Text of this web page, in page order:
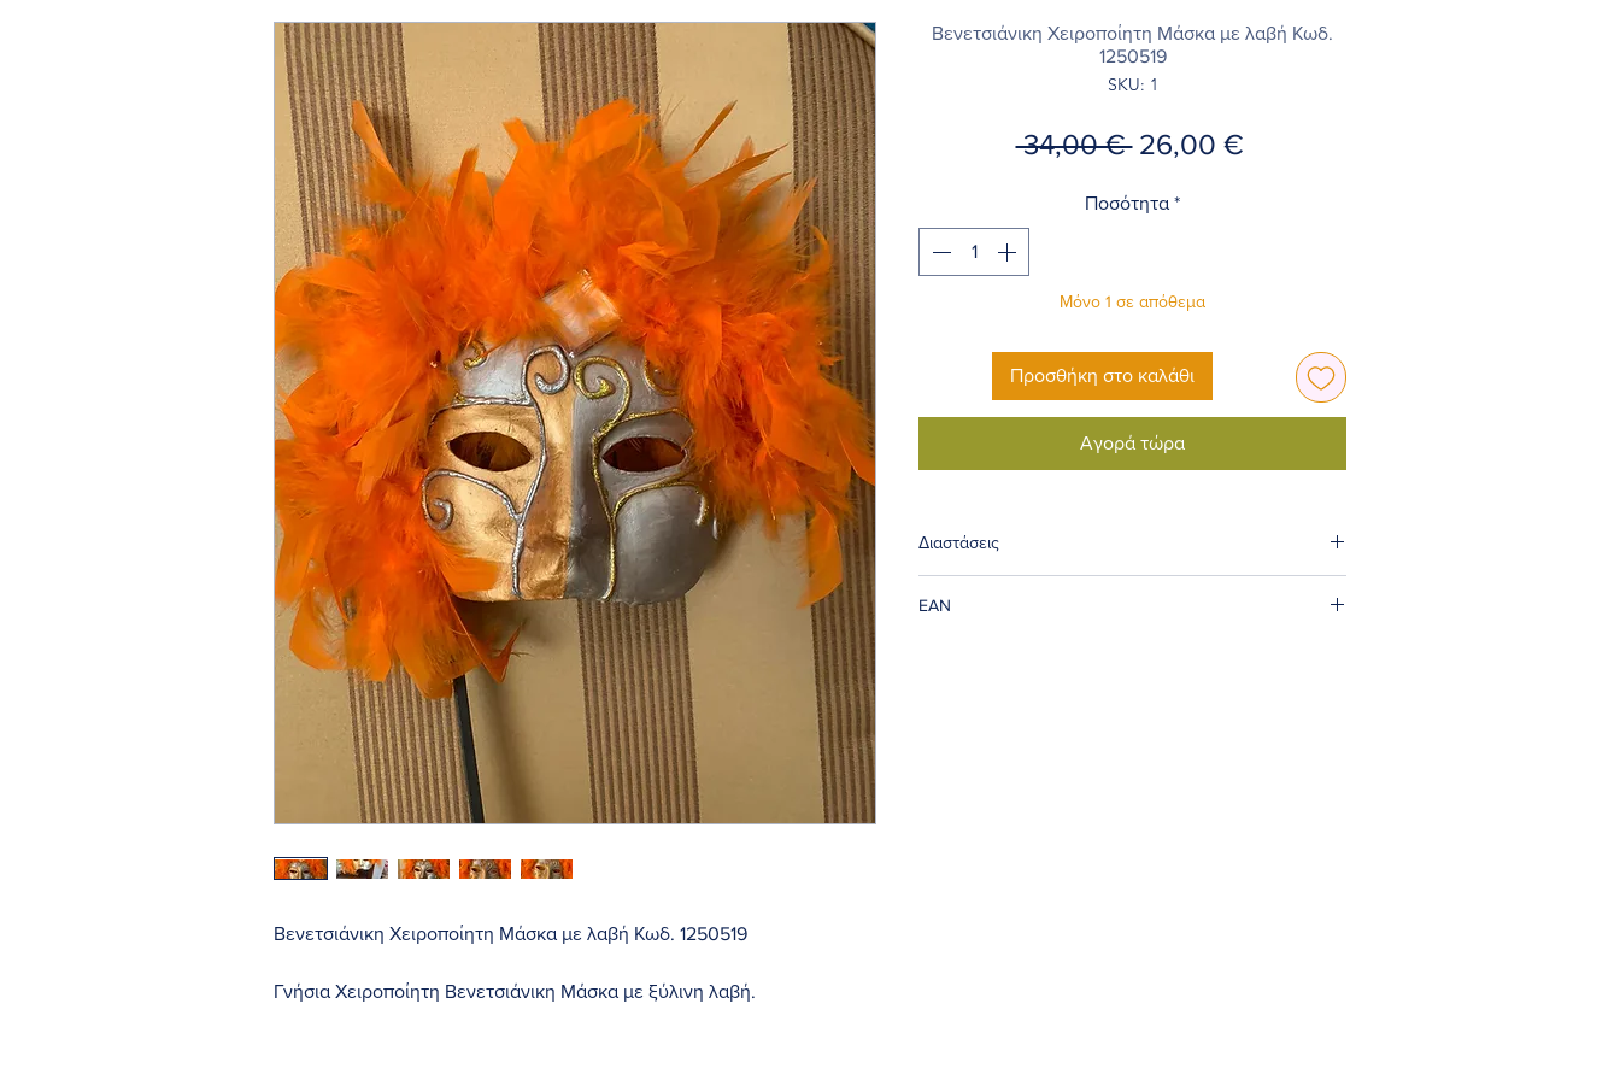
Βενετσιάνικη Χειροποίητη Μάσκα με λαβή Κωδ. 1250519
Γνήσια Χειροποίητη Βενετσιάνικη Μάσκα με ξύλινη λαβή.
Βενετσιάνικη Χειροποίητη Μάσκα με λαβή Κωδ.
1250519
SKU: 1
34,00 € Κανονική
26,00 €Τιμή
Ποσότητα *
Μόνο 1 σε απόθεμα
Προσθήκη στο καλάθι
Αγορά τώρα
Διαστάσεις
EAN